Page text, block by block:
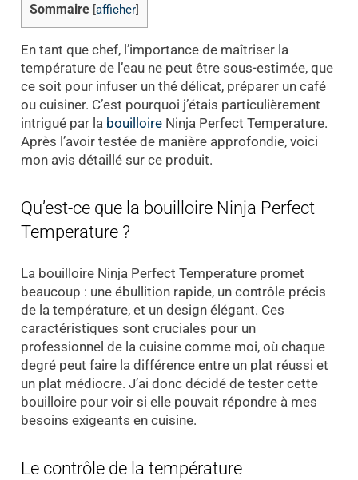
Sommaire afficher]
En tant que chef, l’importance de maîtriser la
température de l’eau ne peut être sous-estimée, que
ce soit pour infuser un thé délicat, préparer un café
ou cuisiner. C’est pourquoi j’étais particulièrement
intrigué par la bouilloireNinja Perfect Temperature.
Après l’avoir testée de manière approfondie, voici
mon avis détaillé sur ce produit.
Qu’est-ce que la bouilloire Ninja Perfect
Temperature ?
La bouilloire Ninja Perfect Temperature promet
beaucoup : une ébullition rapide, un contrôle précis
de la température, et un design élégant. Ces
caractéristiques sont cruciales pour un
professionnel de la cuisine comme moi, où chaque
degré peut faire la différence entre un plat réussi et
un plat médiocre. J’ai donc décidé de tester cette
bouilloire pour voir si elle pouvait répondre à mes
besoins exigeants en cuisine.
Le contrôle de la température